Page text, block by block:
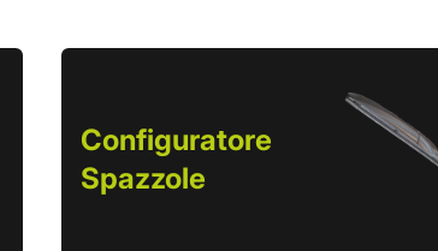
Configuratore
Spazzole